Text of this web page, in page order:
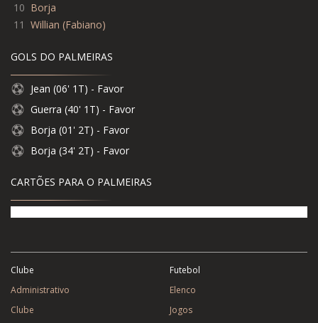
10 Borja
11 Willian (Fabiano)
GOLS DO PALMEIRAS
Jean (06' 1T) - Favor
Guerra (40' 1T) - Favor
Borja (01' 2T) - Favor
Borja (34' 2T) - Favor
CARTÕES PARA O PALMEIRAS
Clube
Administrativo
Clube
Futebol
Elenco
Jogos